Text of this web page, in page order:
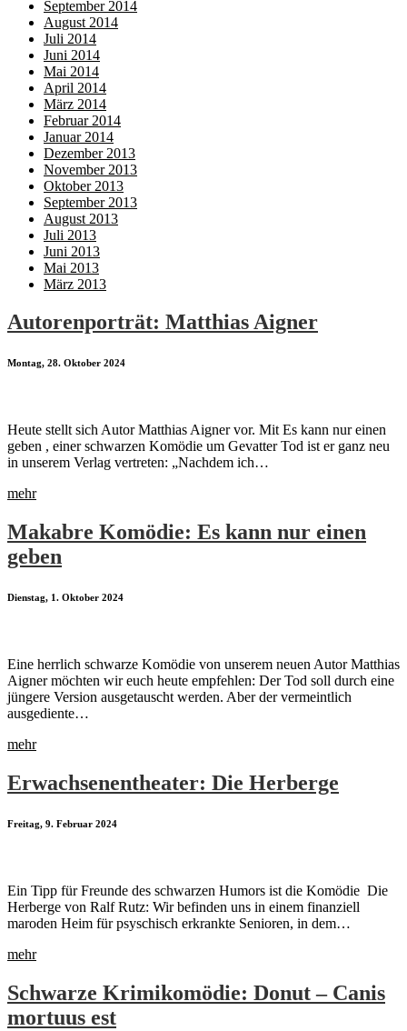
September 2014
August 2014
Juli 2014
Juni 2014
Mai 2014
April 2014
März 2014
Februar 2014
Januar 2014
Dezember 2013
November 2013
Oktober 2013
September 2013
August 2013
Juli 2013
Juni 2013
Mai 2013
März 2013
Autorenporträt: Matthias Aigner
Montag, 28. Oktober 2024
Heute stellt sich Autor Matthias Aigner vor. Mit Es kann nur einen
geben , einer schwarzen Komödie um Gevatter Tod ist er ganz neu
in unserem Verlag vertreten: „Nachdem ich…
mehr
Makabre Komödie: Es kann nur einen
geben
Dienstag, 1. Oktober 2024
Eine herrlich schwarze Komödie von unserem neuen Autor Matthias
Aigner möchten wir euch heute empfehlen: Der Tod soll durch eine
jüngere Version ausgetauscht werden. Aber der vermeintlich
ausgediente…
mehr
Erwachsenentheater: Die Herberge
Freitag, 9. Februar 2024
Ein Tipp für Freunde des schwarzen Humors ist die Komödie Die
Herberge von Ralf Rutz: Wir befinden uns in einem finanziell
maroden Heim für psyschisch erkrankte Senioren, in dem…
mehr
Schwarze Krimikomödie: Donut – Canis
mortuus est